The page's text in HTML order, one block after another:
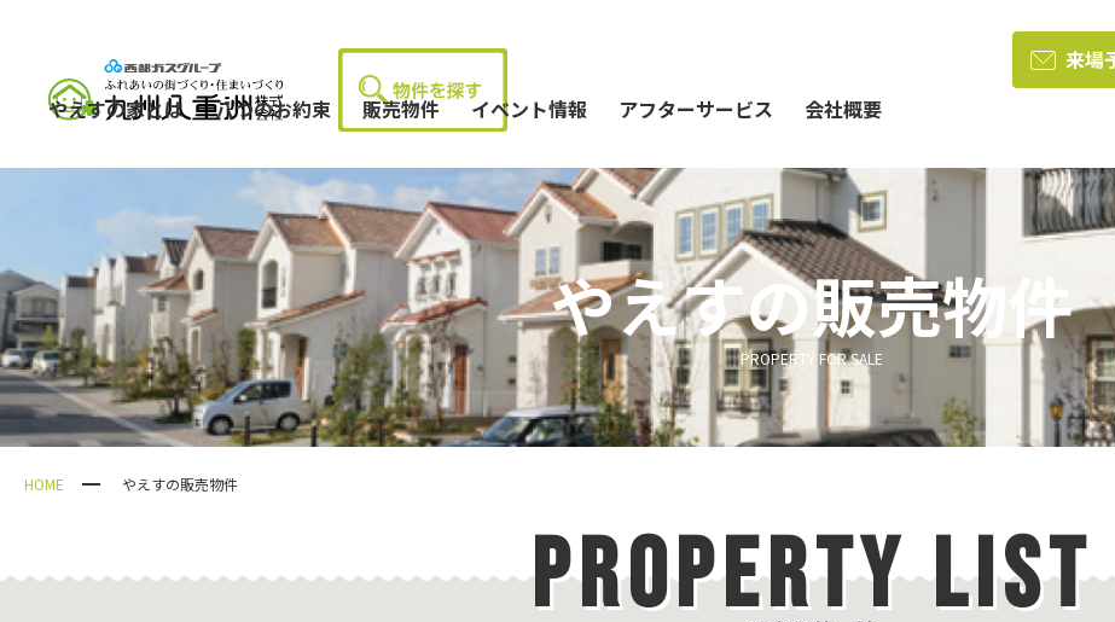
来場
やえすの家とは 八つのお約束 販売物件 イベント情報 アフターサービス 会社概要
やえすの販売物件
PROPERTY FOR SALE
HOME やえすの販売物件
PROPERTY LIST